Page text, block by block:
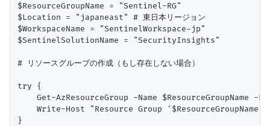
$ResourceGroupName = "Sentinel-RG"
$Location = "japaneast" # 東日本リージョン
$WorkspaceName = "SentinelWorkspace-jp"
$SentinelSolutionName = "SecurityInsights"
# リソースグループの作成（もし存在しない場合）
try {
Get-AzResourceGroup -Name $ResourceGroupName -
Write-Host "Resource Group '$ResourceGroupName'
}